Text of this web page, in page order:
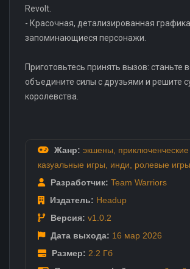
Revolt.
- Красочная, детализированная
запоминающиеся персонажи.
Приготовьтесь принять вызов: станьте
объедините силы с друзьями и решите
королевства.
Жанр: экшены
казуальные игры
инди
ролевые игры
Разработчик: Team Warriors
Издатель: Headup
Версия: v1.0.2
Дата выхода: 16 мар 2026
Размер: 2.2 Гб